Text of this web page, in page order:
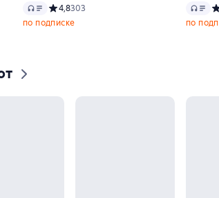
440 оценок
Аудио Средний рейтинг 4,8 на основе 303
4,8303
по подписке
Аудио
по